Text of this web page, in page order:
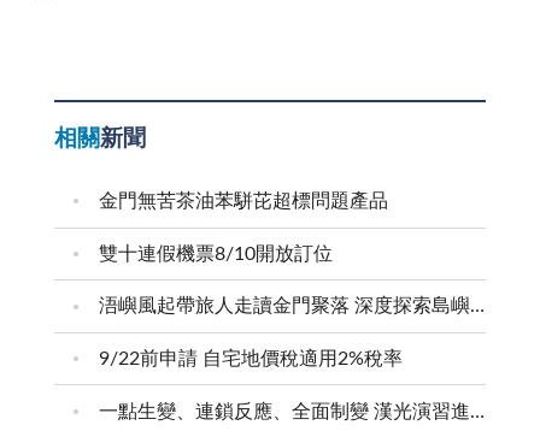
相關新聞
金門無苦茶油苯駢芘超標問題產品
雙十連假機票8/10開放訂位
浯嶼風起帶旅人走讀金門聚落 深度探索島嶼文化底蘊
9/22前申請 自宅地價稅適用2%稅率
一點生變、連鎖反應、全面制變 漢光演習進行防護射擊